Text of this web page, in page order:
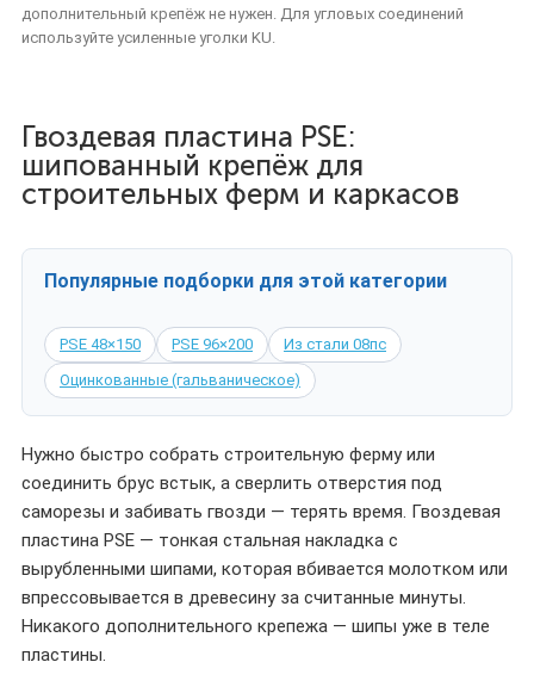
дополнительный крепёж не нужен. Для угловых соединений
используйте усиленные уголки KU.
Гвоздевая пластина PSE:
шипованный крепёж для
строительных ферм и каркасов
Популярные подборки для этой категории
PSE 48×150 PSE 96×200
Из стали 08пс
Оцинкованные (гальваническое)
Нужно быстро собрать строительную ферму или
соединить брус встык, а сверлить отверстия под
саморезы и забивать гвозди — терять время. Гвоздевая
пластина PSE — тонкая стальная накладка с
вырубленными шипами, которая вбивается молотком или
впрессовывается в древесину за считанные минуты.
Никакого дополнительного крепежа — шипы уже в теле
пластины.